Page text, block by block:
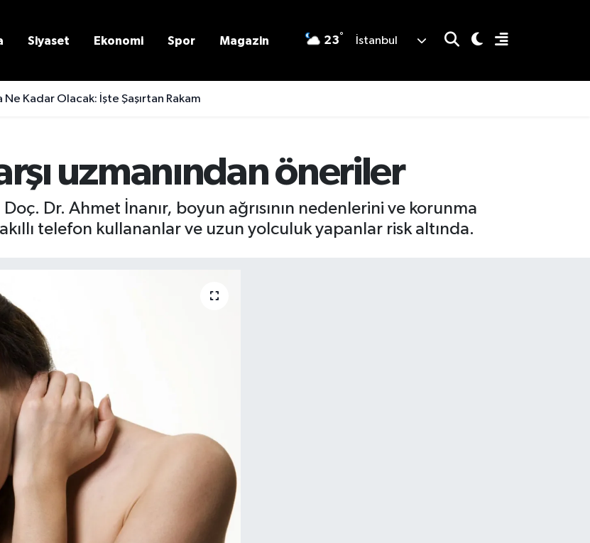
Siyaset Ekonomi Spor Magazin 23° İstanbul
Kadar Olacak: İşte Şaşırtan Rakam
uzmanından öneriler
Dr. Ahmet İnanır, boyun ağrısının nedenlerini ve korunma
akıllı telefon kullananlar ve uzun yolculuk yapanlar risk altında.